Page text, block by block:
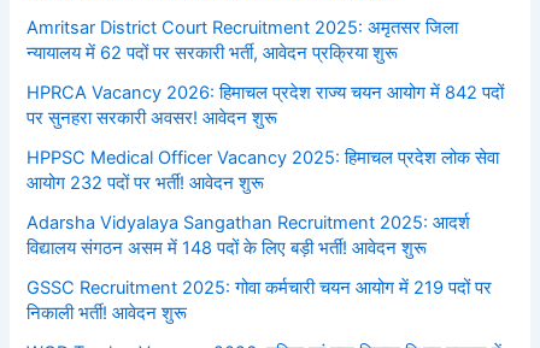
Amritsar District Court Recruitment 2025: अमृतसर जिला
न्यायालय में 62 पदों पर सरकारी भर्ती, आवेदन प्रक्रिया शुरू
HPRCA Vacancy 2026: हिमाचल प्रदेश राज्य चयन आयोग में 842 पदों
पर सुनहरा सरकारी अवसर! आवेदन शुरू
HPPSC Medical Officer Vacancy 2025: हिमाचल प्रदेश लोक सेवा
आयोग 232 पदों पर भर्ती! आवेदन शुरू
Adarsha Vidyalaya Sangathan Recruitment 2025: आदर्श
विद्यालय संगठन असम में 148 पदों के लिए बड़ी भर्ती! आवेदन शुरू
GSSC Recruitment 2025: गोवा कर्मचारी चयन आयोग में 219 पदों पर
निकाली भर्ती! आवेदन शुरू